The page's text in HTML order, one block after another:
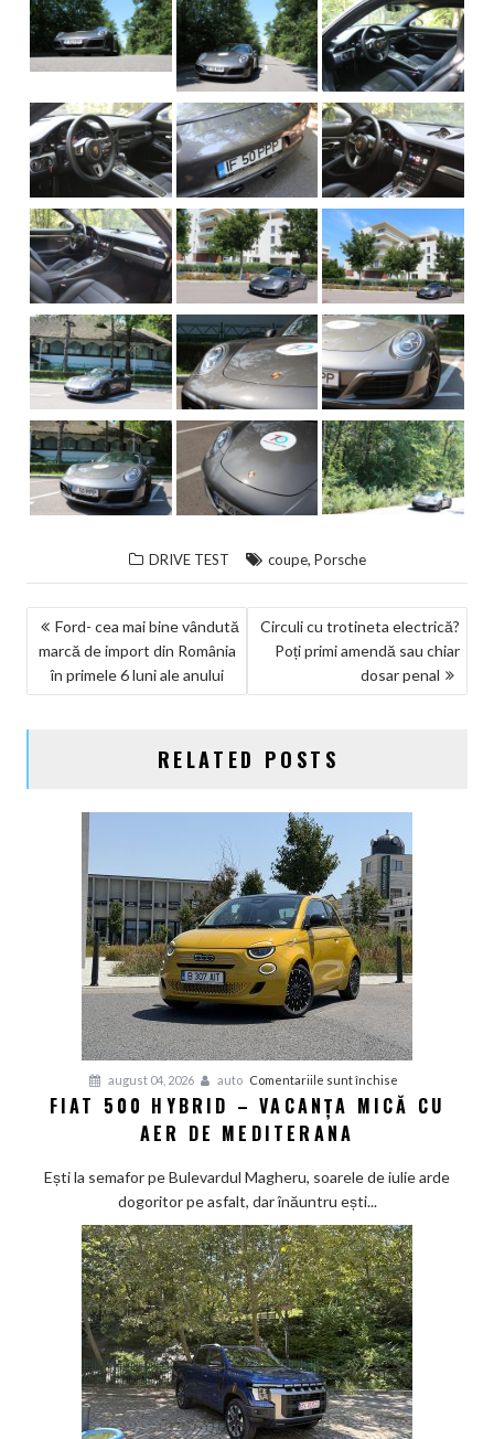
DRIVE TEST coupe, Porsche
NAVIGARE
ÎN
ARTICOLE
Ford- cea mai bine vândută
marcă de import din România
în primele 6 luni ale anului
Circuli cu trotineta electrică?
Poți primi amendă sau chiar
dosar penal
RELATED POSTS
august 04, 2026 auto Comentariile sunt închise
Fiat
–
mică
cu
aer
de
Mediterana
FIAT 500 HYBRID – VACANȚA MICĂ CU
AER DE MEDITERANA
Ești la semafor pe Bulevardul Magheru, soarele de iulie arde
dogoritor pe asfalt, dar înăuntru ești...